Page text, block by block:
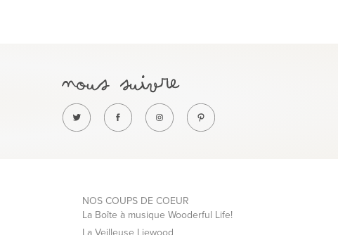
NOS COUPS DE COEUR
La Boîte à musique Wooderful Life!
La Veilleuse Liewood